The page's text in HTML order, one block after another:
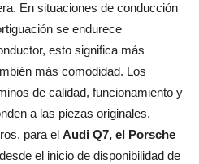
En situaciones de conducción
se endurece
esto significa más
más comodidad. Los
de calidad, funcionamiento y
a las piezas originales,
para el Audi Q7, el Porsche
desde el inicio de disponibilidad de